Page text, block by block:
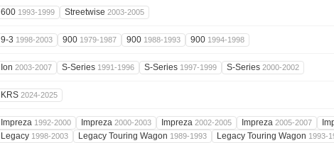
600 1993-1999 Streetwise 2003-2005
9-3 1998-2003 900 1979-1987 900 1988-1993 900 1994-1998
Ion 2003-2007 S-Series 1991-1996 S-Series 1997-1999 S-Series 2000-2002
KRS 2024-2025
Impreza 1992-2000 Impreza 2000-2003 Impreza 2002-2005 Impreza 2005-2007
Legacy 1998-2003 Legacy Touring Wagon 1989-1993 Legacy Touring Wagon 1993-